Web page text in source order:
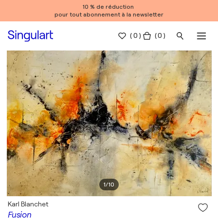
10 % de réduction
pour tout abonnement à la newsletter
(0 ) ( 0 )
1/10
Fusion
Karl Blanchet